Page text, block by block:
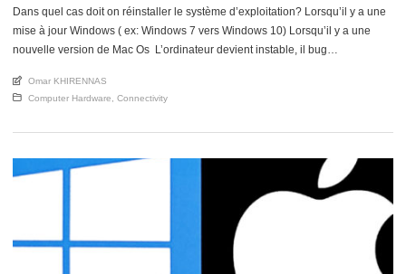
Dans quel cas doit on réinstaller le système d’exploitation? Lorsqu’il y a une
mise à jour Windows ( ex: Windows 7 vers Windows 10) Lorsqu’il y a une
nouvelle version de Mac Os L’ordinateur devient instable, il bug
ne pas perdre l’environenement de travail […]
An article by
Omar KHIRENNAS
Posted in
Computer Hardware Connectivity